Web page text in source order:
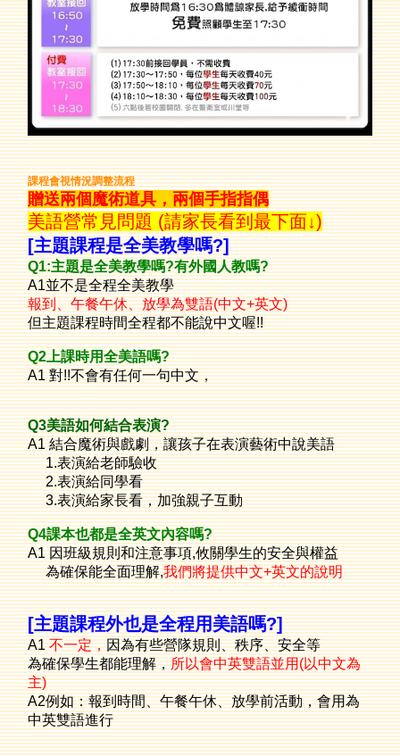
課程會視情況調整流程
贈送兩個魔術道具，兩個手指指偶
美語營常見問題 (請家長看到最下面↓)
[主題課程是全美教學嗎?]
Q1:主題是全美教學嗎?有外國人教嗎?
A1並不是全程全美教學
報到、午餐午休、放學為雙語(中文+英文)
但主題課程時間全程都不能說中文喔!!
Q2上課時用全美語嗎?
A1 對!!不會有任何一句中文，
Q3美語如何結合表演?
A1結合魔術與戲劇，讓孩子在表演藝術中說美語
1.表演給老師驗收
2.表演給同學看
3.表演給家長看，加強親子互動
Q4課本也都是全英文內容嗎?
A1 因班級規則和注意事項,攸關學生的安全與權益
為確保能全面理解,我們將提供中文+英文的說明
[主題課程外也是全程用美語嗎?]
A1不一定，因為有些營隊規則、秩序、安全等
為確保學生都能理解，所以會中英雙語並用(以中文為
主)
A2例如：報到時間、午餐午休、放學前活動，會用為
中英雙語進行